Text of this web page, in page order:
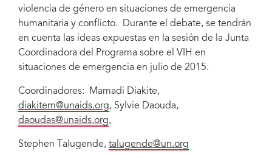
violencia de género en situaciones de emergencia
humanitaria y conflicto. Durante el debate, se tendrán
en cuenta las ideas expuestas en la sesión de la Junta
Coordinadora del Programa sobre el VIH en
situaciones de emergencia en julio de 2015.
Coordinadores: Mamadi Diakite,
diakitem@unaids.org, Sylvie Daouda,
daoudas@unaids.org,
Stephen Talugende, talugende@un.org